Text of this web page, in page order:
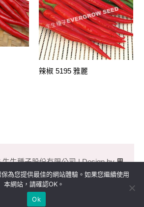
辣椒 5195 雅麗
生生種子股份有限公司 | Design by里
揚數位行銷
為您提供最佳的網站體驗。如果您繼續使用
本網站，請確認OK。
Ok